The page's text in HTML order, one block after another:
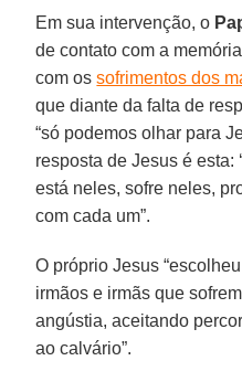
Em sua intervenção, o
de contato com a
com ossofrimentos dos
que diante da falta de
“só podemos olhar para
resposta de Jesus é esta:
está neles, sofre neles,
com cada um”.
O próprio Jesus
irmãos e irmãs que
angústia, aceitando
ao calvário”.